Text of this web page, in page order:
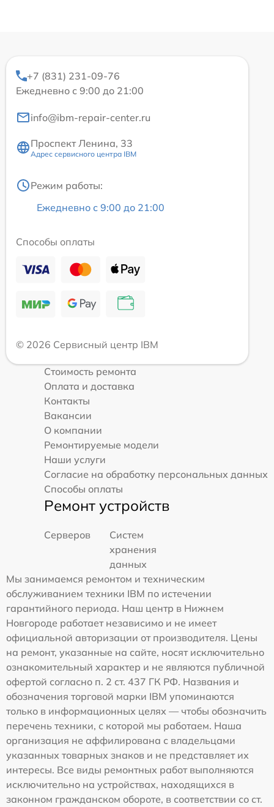
+7 (831) 231-09-76
Ежедневно с 9:00 до 21:00
info@ibm-repair-center.ru
Проспект Ленина, 33
Адрес сервисного центра IBM
Режим работы:
Ежедневно с 9:00 до 21:00
Способы оплаты
© 2026 Сервисный центр IBM
Стоимость ремонта
Оплата и доставка
Контакты
Вакансии
О компании
Ремонтируемые модели
Наши услуги
Согласие на обработку персональных данных
Способы оплаты
Ремонт устройств
Серверов
Систем
хранения
данных
Мы занимаемся ремонтом и техническим
обслуживанием техники IBM по истечении
гарантийного периода. Наш центр в Нижнем
Новгороде работает независимо и не имеет
официальной авторизации от производителя. Цены
на ремонт, указанные на сайте, носят исключительно
ознакомительный характер и не являются публичной
офертой согласно п. 2 ст. 437 ГК РФ. Названия и
обозначения торговой марки IBM упоминаются
только в информационных целях — чтобы обозначить
перечень техники, с которой мы работаем. Наша
организация не аффилирована с владельцами
указанных товарных знаков и не представляет их
интересы. Все виды ремонтных работ выполняются
исключительно на устройствах, находящихся в
законном гражданском обороте, в соответствии со ст.